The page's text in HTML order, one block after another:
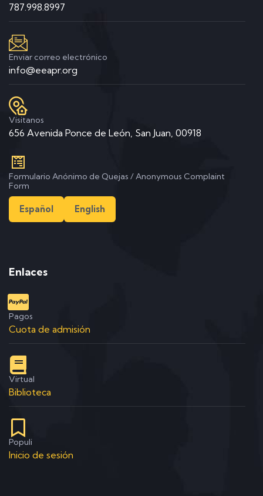
787.998.8997
Enviar correo electrónico
info@eeapr.org
Visitanos
656 Avenida Ponce de León, San Juan, 00918
Formulario Anónimo de Quejas / Anonymous Complaint
Form
Español English
Enlaces
Pagos
Cuota de admisión
Virtual
Biblioteca
Populi
Inicio de sesión